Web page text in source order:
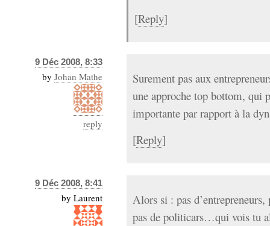
[Reply]
9 Déc 2008, 8:33
by Johan Mathe
reply
Surement pas aux
une approche top bottom, qui
importante par rapport à la
[Reply]
9 Déc 2008, 8:41
by Laurent
Alors si : pas d’entrepreneurs,
pas de politicars…qui vois tu